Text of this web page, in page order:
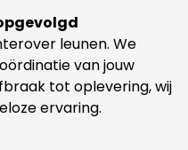
leunen. We
van jouw
tot oplevering, wij
ervaring.